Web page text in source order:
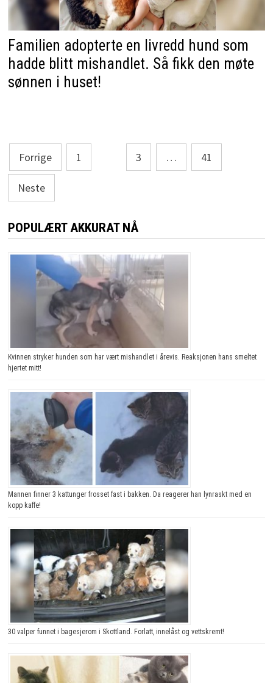
Familien adopterte en livredd hund som
hadde blitt mishandlet. Så fikk den møte
sønnen i huset!
Sidepaginering
Forrige 1 3 … 41
Neste
POPULÆRT AKKURAT NÅ
Kvinnen stryker hunden som har vært mishandlet i årevis. Reaksjonen hans smeltet
hjertet mitt!
Mannen finner 3 kattunger frosset fast i bakken. Da reagerer han lynraskt med en
kopp kaffe!
30 valper funnet i bagesjerom i Skottland. Forlatt, innelåst og vettskremt!